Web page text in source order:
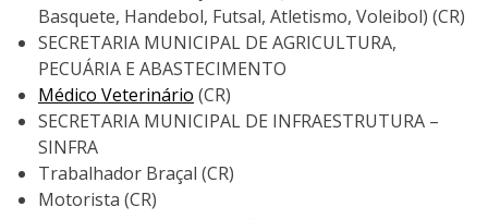
Basquete, Handebol, Futsal, Atletismo, Voleibol) (CR)
SECRETARIA MUNICIPAL DE AGRICULTURA,
PECUÁRIA E ABASTECIMENTO
Médico Veterinário (CR)
SECRETARIA MUNICIPAL DE INFRAESTRUTURA –
SINFRA
Trabalhador Braçal (CR)
Motorista (CR)